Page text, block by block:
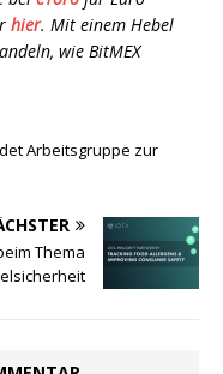
hier. Mit einem Hebel
wie BitMEX
Arbeitsgruppe zur
Thema